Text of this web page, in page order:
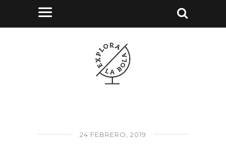
24 FEBRERO, 2019